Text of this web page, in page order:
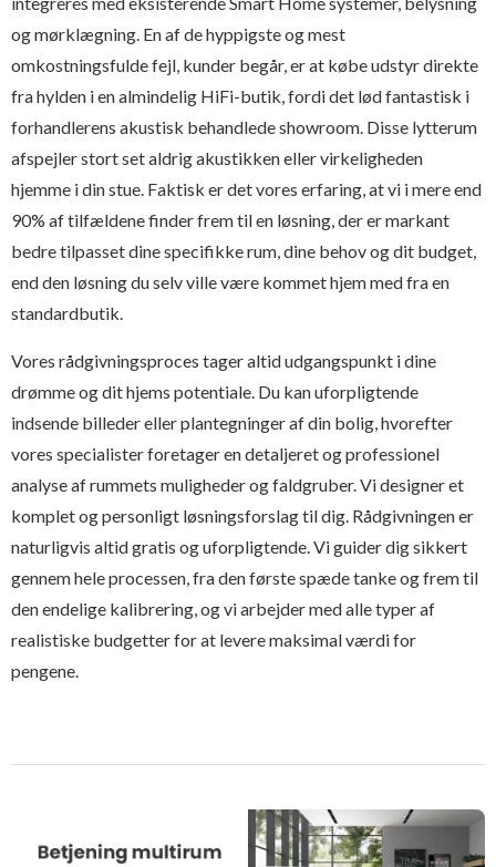
og mørklægning. En af de hyppigste og mest
omkostningsfulde fejl, kunder begår, er at købe udstyr direkte
fra hylden i en almindelig HiFi-butik, fordi det lød fantastisk i
forhandlerens akustisk behandlede showroom. Disse lytterum
afspejler stort set aldrig akustikken eller virkeligheden
hjemme i din stue. Faktisk er det vores erfaring, at vi i mere end
90% af tilfældene finder frem til en løsning, der er markant
bedre tilpasset dine specifikke rum, dine behov og dit budget,
end den løsning du selv ville være kommet hjem med fra en
standardbutik.
Vores rådgivningsproces tager altid udgangspunkt i dine
drømme og dit hjems potentiale. Du kan uforpligtende
indsende billeder eller plantegninger af din bolig, hvorefter
vores specialister foretager en detaljeret og professionel
analyse af rummets muligheder og faldgruber. Vi designer et
komplet og personligt løsningsforslag til dig. Rådgivningen er
naturligvis altid gratis og uforpligtende. Vi guider dig sikkert
gennem hele processen, fra den første spæde tanke og frem til
den endelige kalibrering, og vi arbejder med alle typer af
realistiske budgetter for at levere maksimal værdi for
pengene.